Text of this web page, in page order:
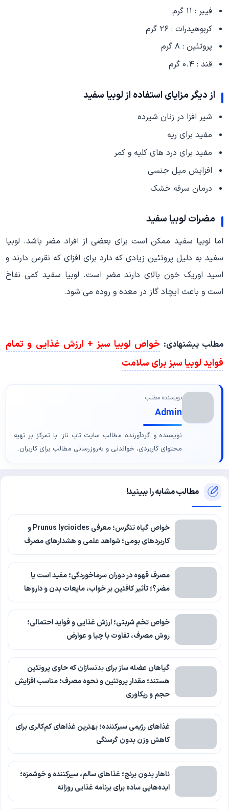
فیبر : ۱۱ گرم
کربوهیدرات : ۲۶ گرم
پروتئین : ۸ گرم
قند : ۰.۴ گرم
از دیگر مزایای استفاده از لوبیا سفید
شیر افزا در زنان شیرده
مفید برای ریه
مفید برای درد های کلیه و کمر
افزایش میل جنسی
درمان سرفه خشک
مضرات لوبیا سفید
اما لوبیا سفید ممکن است برای بعضی از افراد مضر باشد. لوبیا
سفید به دلیل پروتئین زیادی که دارد برای افزای که نقرس دارند و
اسید اوریک خون بالای دارند مضر است. لوبیا سفید کمی نفاخ
است و باعث ایچاد گاز در معده و روده می شود.
مطلب پیشنهادی: خواص لوبیا سبز + ارزش غذایی و تمام
فواید لوبیا سبز برای سلامت
نویسنده مطلب
Admin
نویسنده و گردآورنده مطالب سایت تاپ ناز؛ با تمرکز بر تهیه
محتوای کاربردی، خواندنی و به‌روزرسانی مطالب برای کاربران.
مطالب مشابه را ببینید!
خواص گیاه تنگرس؛ معرفی Prunus lycioides و
کاربردهای بومی؛ شواهد علمی و هشدارهای مصرف
مصرف قهوه در دوران سرماخوردگی؛ مفید است یا
مضر؟؛ تأثیر کافئین بر خواب، مایعات بدن و داروها
خواص تخم شربتی؛ ارزش غذایی و فواید احتمالی؛
روش مصرف، تفاوت با چیا و عوارض
گیاهان عضله ساز برای بدنسازان که حاوی پروتئین
هستند؛ مقدار پروتئین و نحوه مصرف؛ مناسب افزایش
حجم و ریکاوری
غذاهای رژیمی سیرکننده؛ بهترین غذاهای کم‌کالری برای
کاهش وزن بدون گرسنگی
ناهار بدون برنج؛ غذاهای سالم، سیرکننده و خوشمزه؛
ایده‌هایی ساده برای برنامه غذایی روزانه